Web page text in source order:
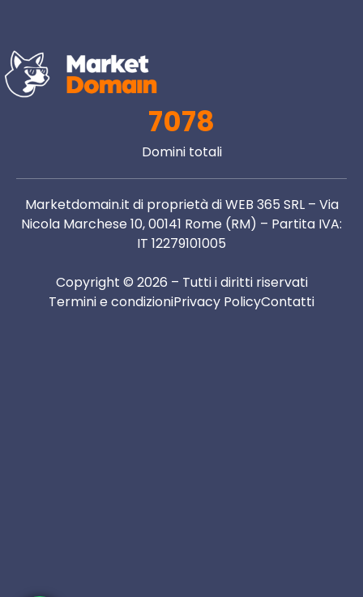
7078
Domini totali
Marketdomain.it di proprietà di WEB 365 SRL – Via
Nicola Marchese 10, 00141 Rome (RM) – Partita IVA:
IT 12279101005
Copyright © 2026 – Tutti i diritti riservati
Termini e condizioniPrivacy PolicyContatti